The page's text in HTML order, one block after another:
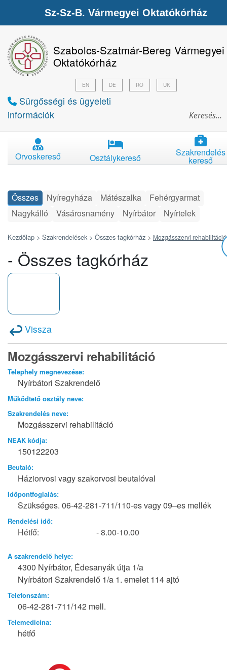
Szabolcs-Szatmár-Bereg Vármegyei
Oktatókórház
Sürgősségi és ügyeleti
információk
EN DE RO UK
Orvoskereső Osztálykereső Szakrendelés
kereső
Összes Nyíregyháza Mátészalka
Fehérgyarmat
Nagykálló
Vásárosnamény Nyírbátor Nyírtelek
Kezdőlap > Szakrendelések > Összes tagkórház > Mozgásszervi rehabilitáció
- Összes tagkórház
Vissza
Mozgásszervi rehabilitáció
Telephely megnevezése:
Nyírbátori Szakrendelő
Működtető osztály neve:
Szakrendelés neve:
Mozgásszervi rehabilitáció
NEAK kódja:
150122203
Beutaló:
Háziorvosi vagy szakorvosi beutalóval
Időpontfoglalás:
Szükséges. 06-42-281-711/110-es vagy 09–es mellék
Rendelési idő:
Hétfő: - 8.00-10.00
A szakrendelő helye:
4300 Nyírbátor, Édesanyák útja 1/a
Nyírbátori Szakrendelő 1/a 1. emelet 114 ajtó
Telefonszám:
06-42-281-711/142 mell.
Telemedicina:
hétfő
Sz-Sz-B. Vármegyei Oktatókórház